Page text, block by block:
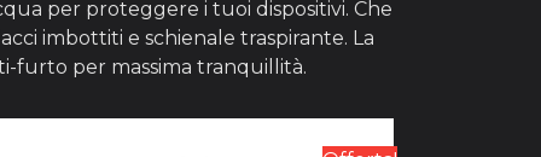
per proteggere i tuoi dispositivi. Che
imbottiti e schienale traspirante. La
furto per massima tranquillità.